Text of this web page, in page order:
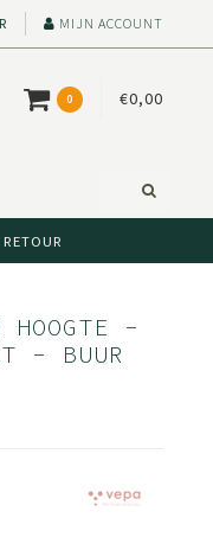
MIJN ACCOUNT
0 €0,00
-
- BUUR